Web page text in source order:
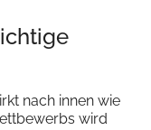
nach innen wie
wird